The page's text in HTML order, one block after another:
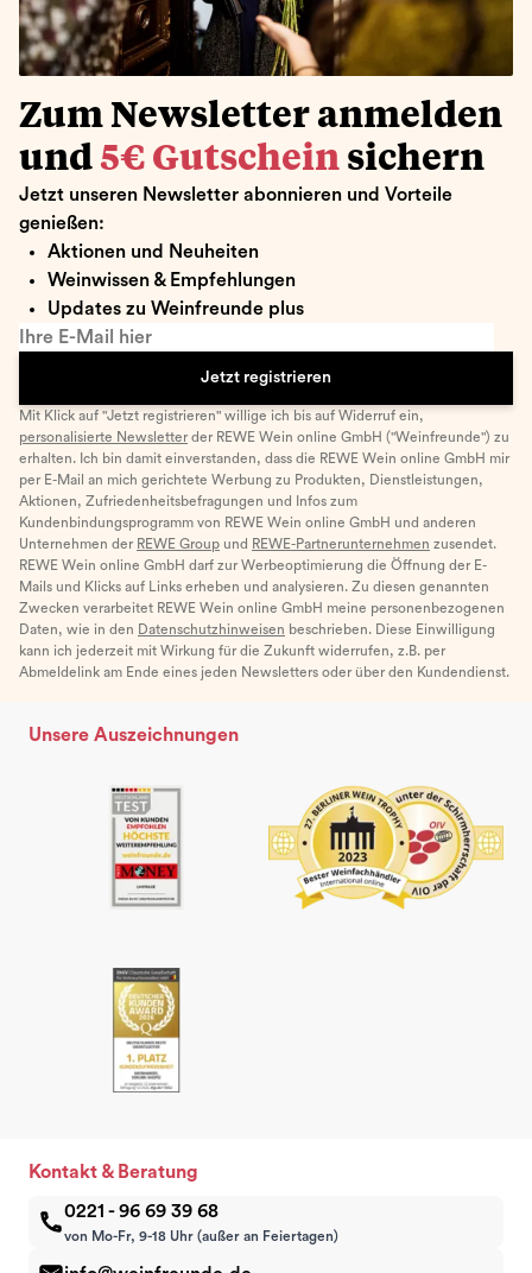
Zum Newsletter anmelden
und 5€ Gutschein sichern
Jetzt unseren Newsletter abonnieren und Vorteile
genießen:
Aktionen und Neuheiten
Weinwissen & Empfehlungen
Updates zu Weinfreunde plus
Ihre E-Mail hier
Jetzt registrieren
Mit Klick auf "Jetzt registrieren" willige ich bis auf Widerruf ein,
personalisierte Newsletter der REWE Wein online GmbH ("Weinfreunde") zu
erhalten. Ich bin damit einverstanden, dass die REWE Wein online GmbH mir
per E-Mail an mich gerichtete Werbung zu Produkten, Dienstleistungen,
Aktionen, Zufriedenheitsbefragungen und Infos zum
Kundenbindungsprogramm von REWE Wein online GmbH und anderen
Unternehmen der REWE Group und REWE-Partnerunternehmen zusendet.
REWE Wein online GmbH darf zur Werbeoptimierung die Öffnung der E-
Mails und Klicks auf Links erheben und analysieren. Zu diesen genannten
Zwecken verarbeitet REWE Wein online GmbH meine personenbezogenen
Daten, wie in den Datenschutzhinweisen beschrieben. Diese Einwilligung
kann ich jederzeit mit Wirkung für die Zukunft widerrufen, z.B. per
Abmeldelink am Ende eines jeden Newsletters oder über den Kundendienst.
Unsere Auszeichnungen
Kontakt & Beratung
0221 - 96 69 39 68
von Mo-Fr, 9-18 Uhr (außer an Feiertagen)